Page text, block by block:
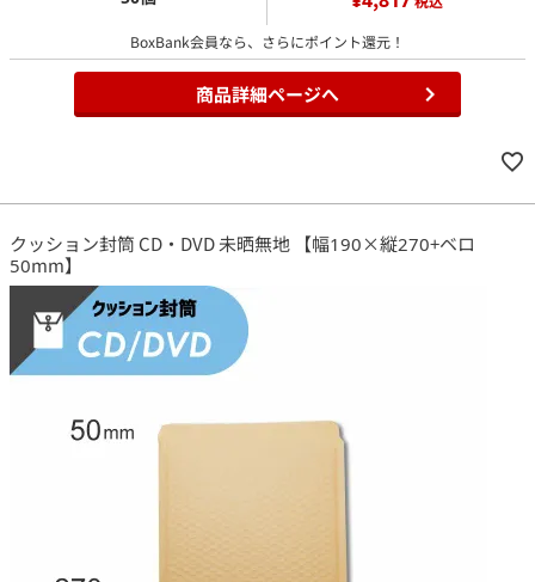
BoxBank会員なら、さらにポイント還元！
商品詳細ページへ
クッション封筒 CD・DVD 未晒無地 【幅190×縦270+ベロ
50mm】